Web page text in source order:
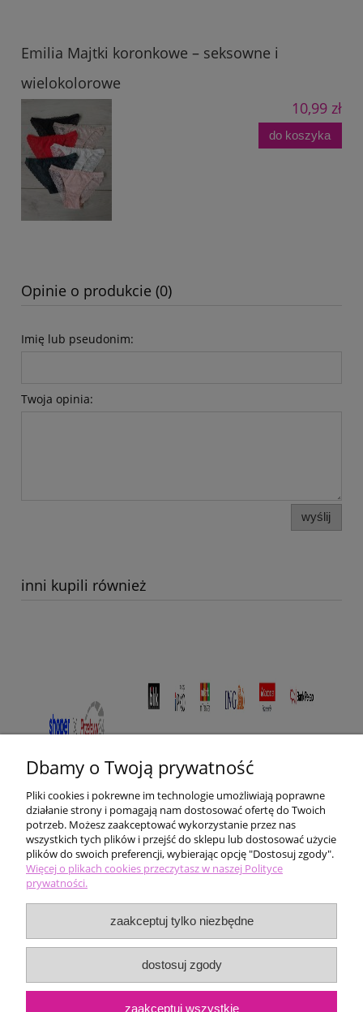
Emilia Majtki koronkowe – seksowne i
wielokolorowe
10,99 zł
do koszyka
Opinie o produkcie (0)
Imię lub pseudonim:
Twoja opinia:
wyślij
inni kupili również
Pomoc
Moje konto
Płatności i dostawa
Informacje
Dbamy o Twoją prywatność
Pliki cookies i pokrewne im technologie umożliwiają poprawne
działanie strony i pomagają nam dostosować ofertę do Twoich
potrzeb. Możesz zaakceptować wykorzystanie przez nas
wszystkich tych plików i przejść do sklepu lub dostosować użycie
plików do swoich preferencji, wybierając opcję "Dostosuj zgody".
Więcej o plikach cookies przeczytasz w naszej Polityce
prywatności.
zaakceptuj tylko niezbędne
dostosuj zgody
zaakceptuj wszystkie